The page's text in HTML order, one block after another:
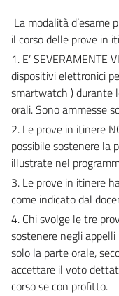
La modalità d’esame
il corso delle prove in
1. E’ SEVERAMENTE
dispositivi elettronici
smartwatch ) durante
orali. Sono ammesse
2. Le prove in itinere
possibile sostenere la
illustrate nel
3. Le prove in itinere
come indicato dal
4. Chi svolge le tre
sostenere negli
solo la parte orale,
accettare il voto
corso se con profitto.